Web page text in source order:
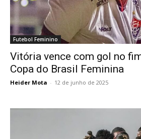
Futebol Feminino
Vitória vence com gol no
Copa do Brasil Feminina
Heider Mota - 12 de junho de 2025